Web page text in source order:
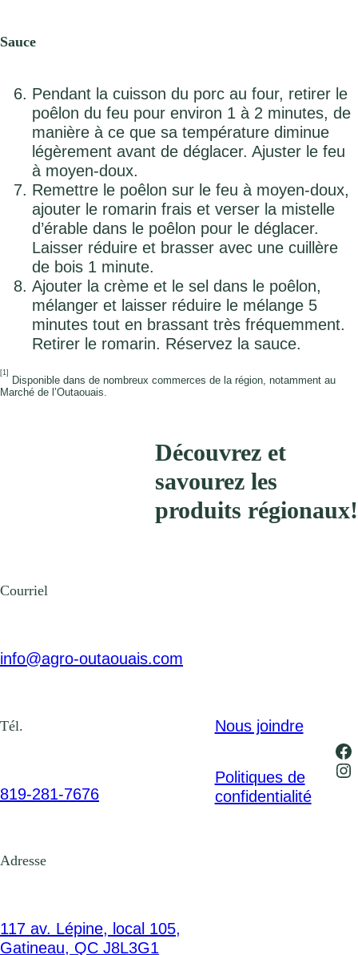
Sauce
Pendant la cuisson du porc au four, retirer le
poêlon du feu pour environ 1 à 2 minutes, de
manière à ce que sa température diminue
légèrement avant de déglacer. Ajuster le feu
à moyen-doux.
Remettre le poêlon sur le feu à moyen-doux,
ajouter le romarin frais et verser la mistelle
d’érable dans le poêlon pour le déglacer.
Laisser réduire et brasser avec une cuillère
de bois 1 minute.
Ajouter la crème et le sel dans le poêlon,
mélanger et laisser réduire le mélange 5
minutes tout en brassant très fréquemment.
Retirer le romarin. Réservez la sauce.
[1]
Disponible dans de nombreux commerces de la région, notamment au
Marché de l’Outaouais.
Découvrez et
savourez les
produits régionaux!
Courriel
info@agro-outaouais.com
Tél.
819-281-7676
Adresse
117 av. Lépine, local 105,
Gatineau, QC J8L3G1
Nous joindre
Politiques de
confidentialité